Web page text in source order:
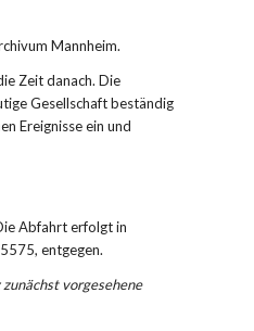
Mannheim.
Zeit danach. Die
Gesellschaft beständig
Ereignisse ein und
Abfahrt erfolgt in
entgegen.
vorgesehene